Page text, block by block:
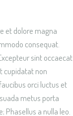
et dolore magna
consequat.
sint occaecat
cupidatat non
orci luctus et
metus porta
Phasellus a nulla leo.